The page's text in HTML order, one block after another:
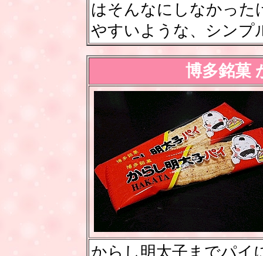
はそんなにしなかった
やすいような、シンプ
博多銘菓
からし明太子までパイ